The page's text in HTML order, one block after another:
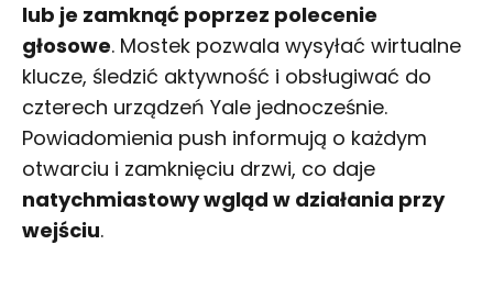
lub je zamknąć poprzez polecenie
głosowe. Mostek pozwala wysyłać wirtualne
klucze, śledzić aktywność i obsługiwać do
czterech urządzeń Yale jednocześnie.
Powiadomienia push informują o każdym
otwarciu i zamknięciu drzwi, co daje
natychmiastowy wgląd w działania przy
wejściu.